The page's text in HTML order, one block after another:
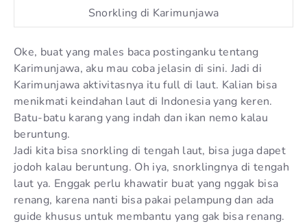
Snorkling di Karimunjawa
Oke, buat yang males baca postinganku tentang
Karimunjawa, aku mau coba jelasin di sini. Jadi di
Karimunjawa aktivitasnya itu full di laut. Kalian bisa
menikmati keindahan laut di Indonesia yang keren.
Batu-batu karang yang indah dan ikan nemo kalau
beruntung.
Jadi kita bisa snorkling di tengah laut, bisa juga dapet
jodoh kalau beruntung. Oh iya, snorklingnya di tengah
laut ya. Enggak perlu khawatir buat yang nggak bisa
renang, karena nanti bisa pakai pelampung dan ada
guide khusus untuk membantu yang gak bisa renang.